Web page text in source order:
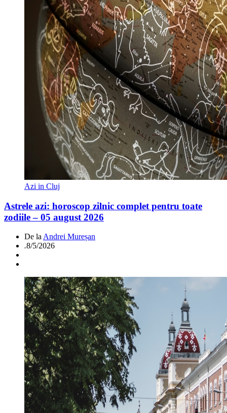
Azi in Cluj
Astrele azi: horoscop zilnic complet pentru toate
zodiile – 05 august 2026
De la Andrei Mureșan
.8/5/2026